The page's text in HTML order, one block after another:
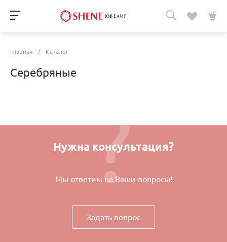
Главная / Каталог
Серебряные
Нужна консультация?
Мы ответим на Ваши вопросы!
Задать вопрос